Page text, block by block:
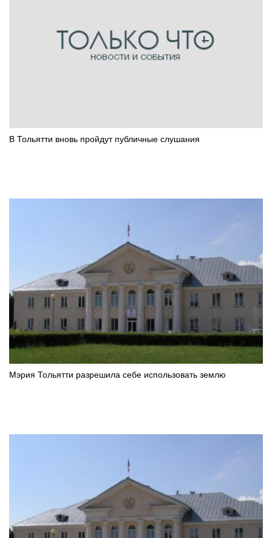
В Тольятти вновь пройдут публичные слушания
Мэрия Тольятти разрешила себе использовать землю